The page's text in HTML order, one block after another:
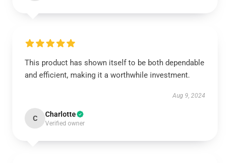
This product has shown itself to be both dependable
and efficient, making it a worthwhile investment.
Aug 9, 2024
C Charlotte
Verified owner